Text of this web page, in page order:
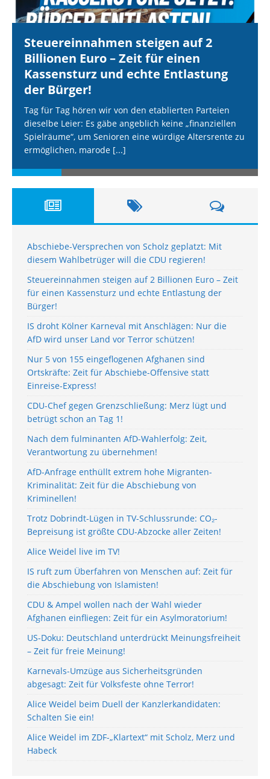
Steuereinnahmen steigen auf 2
Billionen Euro – Zeit für einen
Kassensturz und echte Entlastung
der Bürger!
Tag für Tag hören wir von den etablierten Parteien
dieselbe Leier: Es gäbe angeblich keine „finanziellen
Spielräume“, um Senioren eine würdige Altersrente zu
ermöglichen, marode [...]
Abschiebe-Versprechen von Scholz geplatzt: Mit
diesem Wahlbetrüger will die CDU regieren!
Steuereinnahmen steigen auf 2 Billionen Euro – Zeit
für einen Kassensturz und echte Entlastung der
Bürger!
IS droht Kölner Karneval mit Anschlägen: Nur die
AfD wird unser Land vor Terror schützen!
Nur 5 von 155 eingeflogenen Afghanen sind
Ortskräfte: Zeit für Abschiebe-Offensive statt
Einreise-Express!
CDU-Chef gegen Grenzschließung: Merz lügt und
betrügt schon an Tag 1!
Nach dem fulminanten AfD-Wahlerfolg: Zeit,
Verantwortung zu übernehmen!
AfD-Anfrage enthüllt extrem hohe Migranten-
Kriminalität: Zeit für die Abschiebung von
Kriminellen!
Trotz Dobrindt-Lügen in TV-Schlussrunde: CO₂-
Bepreisung ist größte CDU-Abzocke aller Zeiten!
Alice Weidel live im TV!
IS ruft zum Überfahren von Menschen auf: Zeit für
die Abschiebung von Islamisten!
CDU & Ampel wollen nach der Wahl wieder
Afghanen einfliegen: Zeit für ein Asylmoratorium!
US-Doku: Deutschland unterdrückt Meinungsfreiheit
– Zeit für freie Meinung!
Karnevals-Umzüge aus Sicherheitsgründen
abgesagt: Zeit für Volksfeste ohne Terror!
Alice Weidel beim Duell der Kanzlerkandidaten:
Schalten Sie ein!
Alice Weidel im ZDF-„Klartext“ mit Scholz, Merz und
Habeck